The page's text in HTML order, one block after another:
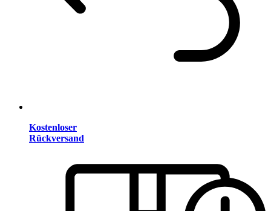
Kostenloser
Rückversand